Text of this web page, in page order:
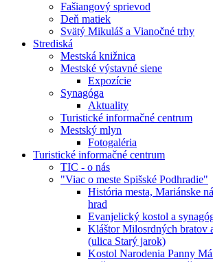
Fašiangový sprievod
Deň matiek
Svätý Mikuláš a Vianočné trhy
Strediská
Mestská knižnica
Mestské výstavné siene
Expozície
Synagóga
Aktuality
Turistické informačné centrum
Mestský mlyn
Fotogaléria
Turistické informačné centrum
TIC - o nás
"Viac o meste Spišské Podhradie"
História mesta, Mariánske
hrad
Evanjelický kostol a
Kláštor Milosrdných bratov
(ulica Starý jarok)
Kostol Narodenia Panny